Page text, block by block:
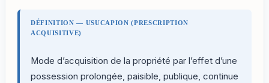
DÉFINITION — USUCAPION (PRESCRIPTION
ACQUISITIVE)
Mode d’acquisition de la propriété par l’effet d’une
possession prolongée, paisible, publique, continue